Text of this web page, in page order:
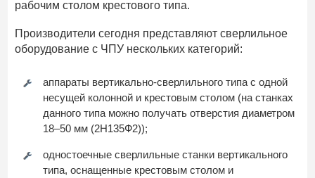
рабочим столом крестового типа.
Производители сегодня представляют сверлильное
оборудование с ЧПУ нескольких категорий:
аппараты вертикально-сверлильного типа с одной
несущей колонной и крестовым столом (на станках
данного типа можно получать отверстия диаметром
18–50 мм (2Н135Ф2));
одностоечные сверлильные станки вертикального
типа, оснащенные крестовым столом и